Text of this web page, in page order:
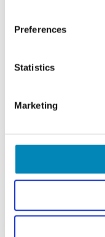
Preferences
Statistics
Marketing